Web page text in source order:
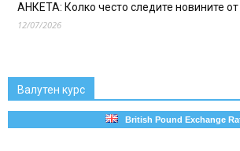
АНКЕТА: Колко често следите новините
12/07/2026
Валутен курс
British Pound Exchange